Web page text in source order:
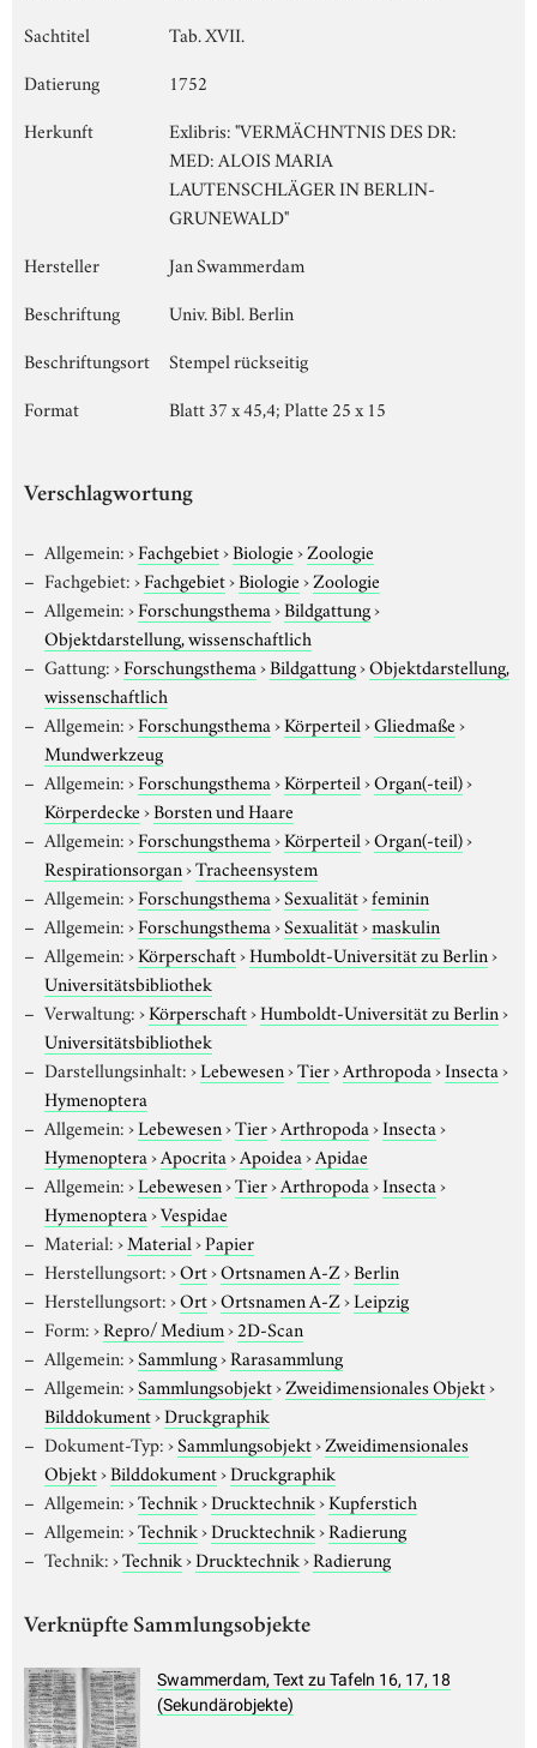
Sachtitel
Tab. XVII.
Datierung
1752
Herkunft
Exlibris: "VERMÄCHNTNIS DES DR:
MED: ALOIS MARIA
LAUTENSCHLÄGER IN BERLIN-
GRUNEWALD"
Hersteller
Jan Swammerdam
Beschriftung
Univ. Bibl. Berlin
Beschriftungsort
Stempel rückseitig
Format
Blatt 37 x 45,4; Platte 25 x 15
Verschlagwortung
Allgemein:›Fachgebiet›Biologie›Zoologie
Fachgebiet:›Fachgebiet›Biologie›Zoologie
Allgemein:›Forschungsthema›Bildgattung›
Objektdarstellung, wissenschaftlich
Gattung:›Forschungsthema›Bildgattung›Objektdarstellung,
wissenschaftlich
Allgemein:›Forschungsthema›Körperteil›Gliedmaße›
Mundwerkzeug
Allgemein:›Forschungsthema›Körperteil›Organ(-teil)›
Körperdecke›Borsten und Haare
Allgemein:›Forschungsthema›Körperteil›Organ(-teil)›
Respirationsorgan›Tracheensystem
Allgemein:›Forschungsthema›Sexualität›feminin
Allgemein:›Forschungsthema›Sexualität›maskulin
Allgemein:›Körperschaft›Humboldt-Universität zu Berlin›
Universitätsbibliothek
Verwaltung:›Körperschaft›Humboldt-Universität zu Berlin›
Universitätsbibliothek
Darstellungsinhalt:›Lebewesen›Tier›Arthropoda›Insecta›
Hymenoptera
Allgemein:›Lebewesen›Tier›Arthropoda›Insecta›
Hymenoptera›Apocrita›Apoidea›Apidae
Allgemein:›Lebewesen›Tier›Arthropoda›Insecta›
Hymenoptera›Vespidae
Material:›Material›Papier
Herstellungsort:›Ort›Ortsnamen A-Z›Berlin
Herstellungsort:›Ort›Ortsnamen A-Z›Leipzig
Form:›Repro/ Medium›2D-Scan
Allgemein:›Sammlung›Rarasammlung
Allgemein:›Sammlungsobjekt›Zweidimensionales Objekt›
Bilddokument›Druckgraphik
Dokument-Typ:›Sammlungsobjekt›Zweidimensionales
Objekt›Bilddokument›Druckgraphik
Allgemein:›Technik›Drucktechnik›Kupferstich
Allgemein:›Technik›Drucktechnik›Radierung
Technik:›Technik›Drucktechnik›Radierung
Verknüpfte Sammlungsobjekte
Swammerdam, Text zu Tafeln 16, 17, 18
(Sekundärobjekte)